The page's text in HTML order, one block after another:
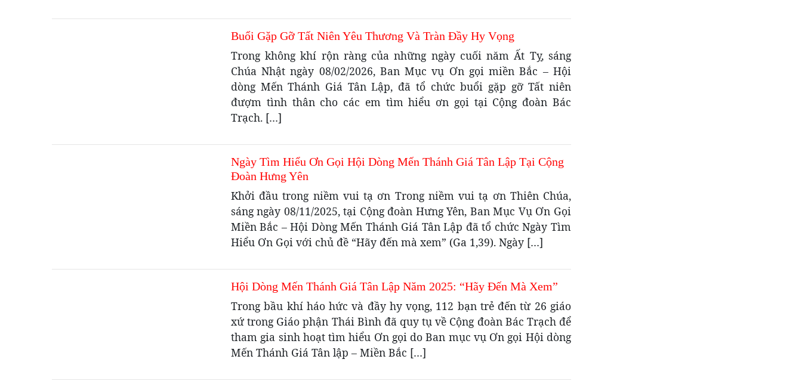
Buổi Gặp Gỡ Tất Niên Yêu Thương Và Tràn Đầy Hy Vọng
Trong không khí rộn ràng của những ngày cuối năm Ất Tỵ, sáng
Chúa Nhật ngày 08/02/2026, Ban Mục vụ Ơn gọi miền Bắc – Hội
dòng Mến Thánh Giá Tân Lập, đã tổ chức buổi gặp gỡ Tất niên
đượm tình thân cho các em tìm hiểu ơn gọi tại Cộng đoàn Bác
Trạch. […]
Ngày Tìm Hiểu Ơn Gọi Hội Dòng Mến Thánh Giá Tân Lập Tại Cộng
Đoàn Hưng Yên
Khởi đầu trong niềm vui tạ ơn Trong niềm vui tạ ơn Thiên Chúa,
sáng ngày 08/11/2025, tại Cộng đoàn Hưng Yên, Ban Mục Vụ Ơn Gọi
Miền Bắc – Hội Dòng Mến Thánh Giá Tân Lập đã tổ chức Ngày Tìm
Hiểu Ơn Gọi với chủ đề “Hãy đến mà xem” (Ga 1,39). Ngày […]
Hội Dòng Mến Thánh Giá Tân Lập Năm 2025: “Hãy Đến Mà Xem”
Trong bầu khí háo hức và đầy hy vọng, 112 bạn trẻ đến từ 26 giáo
xứ trong Giáo phận Thái Bình đã quy tụ về Cộng đoàn Bác Trạch để
tham gia sinh hoạt tìm hiểu Ơn gọi do Ban mục vụ Ơn gọi Hội dòng
Mến Thánh Giá Tân lập – Miền Bắc […]